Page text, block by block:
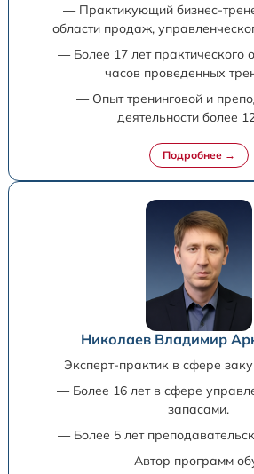
— Практикующий бизнес-
области продаж,
— Более 17 лет практического
часов проведенных
— Опыт тренинговой и
деятельности более
Николаев Владимир
Эксперт-практик в сфере
— Более 16 лет в сфере
запасами.
— Более 5 лет
— Автор программ